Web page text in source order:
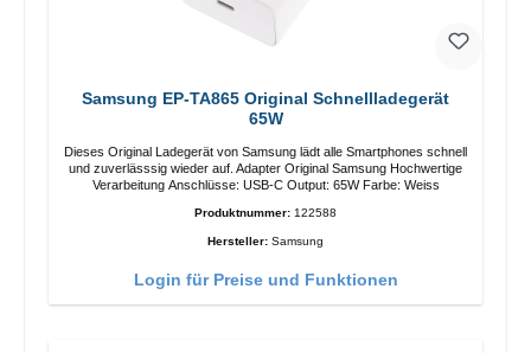
Samsung EP-TA865 Original Schnellladegerät
65W
Dieses Original Ladegerät von Samsung lädt alle Smartphones schnell
und zuverlässsig wieder auf. Adapter Original Samsung Hochwertige
Verarbeitung Anschlüsse: USB-C Output: 65W Farbe: Weiss
Produktnummer: 122588
Hersteller: Samsung
Login für Preise und Funktionen